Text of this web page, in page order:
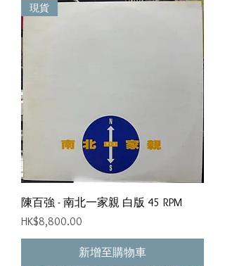
現貨
陳百強 - 南北一家親 白版 45 RPM
價格
HK$8,800.00
新增至購物車